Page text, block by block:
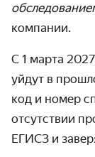
компании.
С 1 марта
уйдут в
код и номер
отсутствии
ЕГИСЗ и